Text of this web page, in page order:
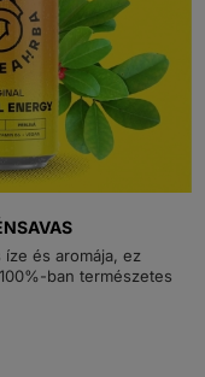
íze és aromája, ez
ban természetes